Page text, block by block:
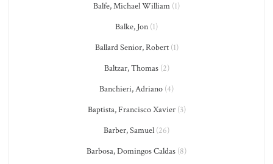
Balfe, Michael William (1)
Balke, Jon (1)
Ballard Senior, Robert(1)
Baltzar, Thomas(2)
Banchieri, Adriano (4)
Baptista, Francisco Xavier(3)
Barber, Samuel (26)
Barbosa, Domingos Caldas (8)